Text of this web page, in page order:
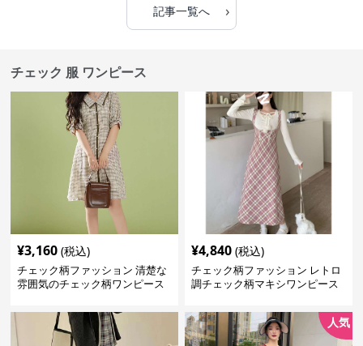
記事一覧へ ›
チェック 服 ワンピース
¥3,160 (税込)
チェック柄ファッション 清楚な
雰囲気のチェック柄ワンピース
¥4,840 (税込)
チェック柄ファッション レトロ
調チェック柄マキシワンピース
人気